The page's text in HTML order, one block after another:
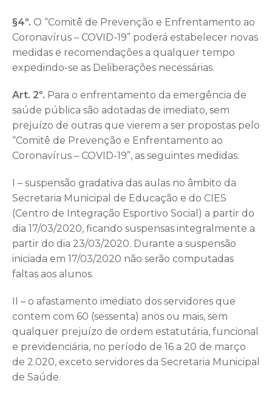
§4º. O “Comitê de Prevenção e Enfrentamento ao
Coronavírus – COVID-19” poderá estabelecer novas
medidas e recomendações a qualquer tempo
expedindo-se as Deliberações necessárias.
Art. 2º. Para o enfrentamento da emergência de
saúde pública são adotadas de imediato, sem
prejuízo de outras que vierem a ser propostas pelo
“Comitê de Prevenção e Enfrentamento ao
Coronavírus – COVID-19”, as seguintes medidas:
I – suspensão gradativa das aulas no âmbito da
Secretaria Municipal de Educação e do CIES
(Centro de Integração Esportivo Social) a partir do
dia 17/03/2020, ficando suspensas integralmente a
partir do dia 23/03/2020. Durante a suspensão
iniciada em 17/03/2020 não serão computadas
faltas aos alunos.
II – o afastamento imediato dos servidores que
contem com 60 (sessenta) anos ou mais, sem
qualquer prejuízo de ordem estatutária, funcional
e previdenciária, no período de 16 a 20 de março
de 2.020, exceto servidores da Secretaria Municipal
de Saúde.